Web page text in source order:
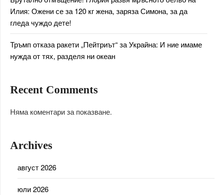
Илия: Ожени се за 120 кг жена, заряза Симона, за да
гледа чуждо дете!
Тръмп отказа ракети „Пейтриът“ за Украйна: И ние имаме
нужда от тях, разделя ни океан
Recent Comments
Няма коментари за показване.
Archives
август 2026
юли 2026